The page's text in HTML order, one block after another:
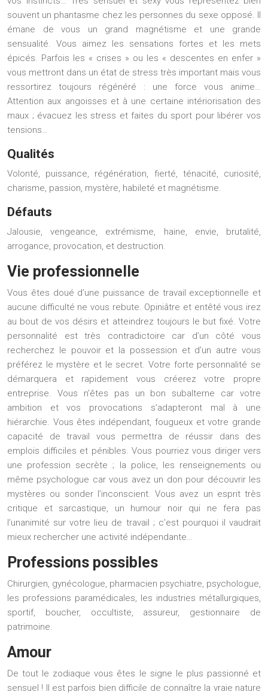
souvent un phantasme chez les personnes du sexe opposé. Il
émane de vous un grand magnétisme et une grande
sensualité. Vous aimez les sensations fortes et les mets
épicés. Parfois les « crises » ou les « descentes en enfer »
vous mettront dans un état de stress très important mais vous
ressortirez toujours régénéré : une force vous anime…
Attention aux angoisses et à une certaine intériorisation des
maux ; évacuez les stress et faites du sport pour libérer vos
tensions…
Qualités
Volonté, puissance, régénération, fierté, ténacité, curiosité,
charisme, passion, mystère, habileté et magnétisme.
Défauts
Jalousie, vengeance, extrémisme, haine, envie, brutalité,
arrogance, provocation, et destruction.
Vie professionnelle
Vous êtes doué d’une puissance de travail exceptionnelle et
aucune difficulté ne vous rebute. Opiniâtre et entêté vous irez
au bout de vos désirs et atteindrez toujours le but fixé. Votre
personnalité est très contradictoire car d’un côté vous
recherchez le pouvoir et la possession et d’un autre vous
préférez le mystère et le secret. Votre forte personnalité se
démarquera et rapidement vous créerez votre propre
entreprise. Vous n’êtes pas un bon subalterne car votre
ambition et vos provocations s’adapteront mal à une
hiérarchie. Vous êtes indépendant, fougueux et votre grande
capacité de travail vous permettra de réussir dans des
emplois difficiles et pénibles. Vous pourriez vous diriger vers
une profession secrète ; la police, les renseignements ou
même psychologue car vous avez un don pour découvrir les
mystères ou sonder l’inconscient. Vous avez un esprit très
critique et sarcastique, un humour noir qui ne fera pas
l’unanimité sur votre lieu de travail ; c’est pourquoi il vaudrait
mieux rechercher une activité indépendante…
Professions possibles
Chirurgien, gynécologue, pharmacien psychiatre, psychologue,
les professions paramédicales, les industries métallurgiques,
sportif, boucher, occultiste, assureur, gestionnaire de
patrimoine.
Amour
De tout le zodiaque vous êtes le signe le plus passionné et
sensuel ! Il est parfois bien difficile de connaître la vraie nature